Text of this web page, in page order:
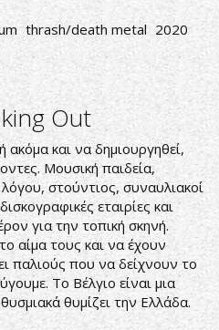
thrash/death metal 2020
Out
ακόμα και να δημιουργηθεί,
Μουσική παιδεία,
στούντιος, συναυλιακοί
εταιρίες και
για την τοπική σκηνή.
αίμα τους και να έχουν
παλιούς που να δείχνουν το
Το Βέλγιο είναι μια
θυμίζει την Ελλάδα.